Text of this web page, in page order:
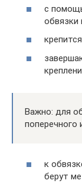
с
обвязки
Важно: для
поперечного
к
берут